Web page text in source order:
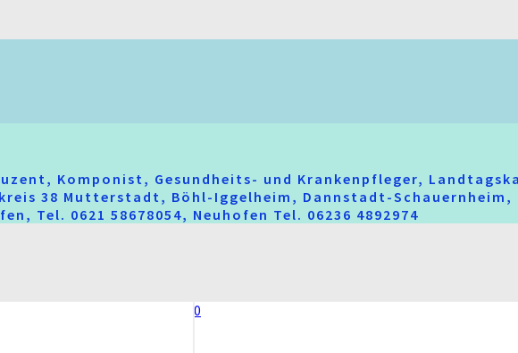
Komponist, Gesundheits- und Krankenpfleger,
38 Mutterstadt, Böhl-Iggelheim, Dannstadt-
Tel. 0621 58678054, Neuhofen Tel. 06236 4892974
0